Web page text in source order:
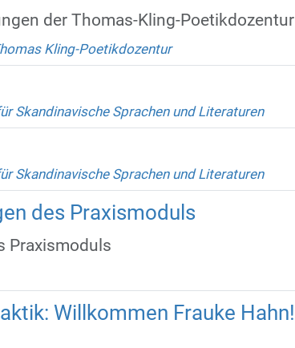
der Thomas-Kling-Poetikdozentur
Kling-Poetikdozentur
Skandinavische Sprachen und Literaturen
Skandinavische Sprachen und Literaturen
des Praxismoduls
Praxismoduls
Willkommen Frauke Hahn!